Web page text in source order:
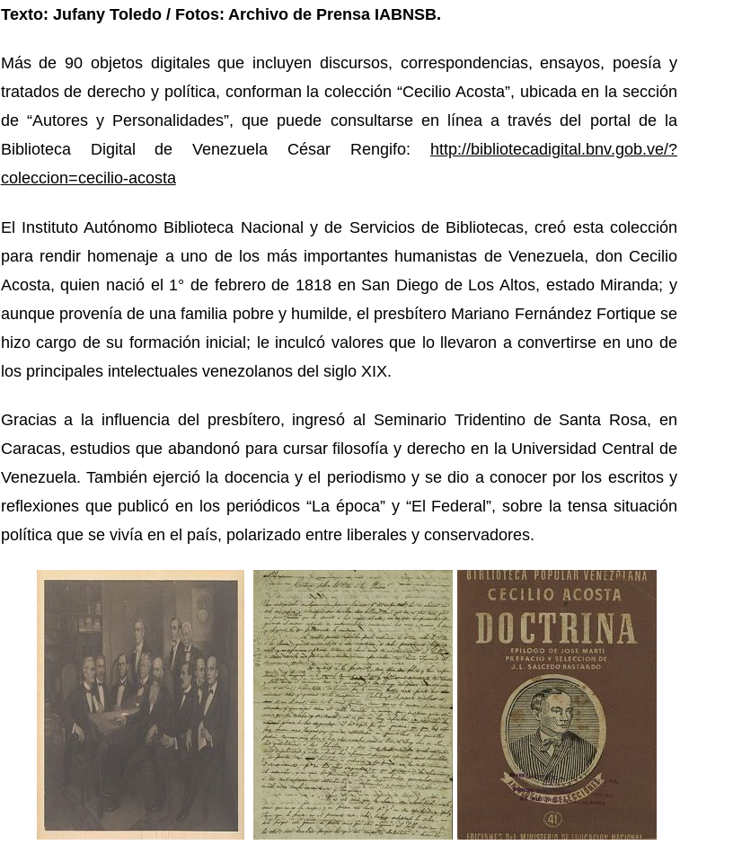
Texto: Jufany Toledo / Fotos: Archivo de Prensa IABNSB.
Más de 90 objetos digitales que incluyen discursos, correspondencias, ensayos, poesía y
tratados de derecho y política, conforman la colección “Cecilio Acosta”, ubicada en la sección
de “Autores y Personalidades”, que puede consultarse en línea a través del portal de la
Biblioteca Digital de Venezuela César Rengifo:
http://bibliotecadigital.bnv.gob.ve/?
coleccion=cecilio-acosta
El Instituto Autónomo Biblioteca Nacional y de Servicios de Bibliotecas, creó esta colección
para rendir homenaje a uno de los más importantes humanistas de Venezuela, don Cecilio
Acosta, quien nació el 1° de febrero de 1818 en San Diego de Los Altos, estado Miranda; y
aunque provenía de una familia pobre y humilde, el presbítero Mariano Fernández Fortique se
hizo cargo de su formación inicial; le inculcó valores que lo llevaron a convertirse en uno de
los principales intelectuales venezolanos del siglo XIX.
Gracias a la influencia del presbítero, ingresó al Seminario Tridentino de Santa Rosa, en
Caracas, estudios que abandonó para cursar filosofía y derecho en la Universidad Central de
Venezuela. También ejerció la docencia y el periodismo y se dio a conocer por los escritos y
reflexiones que publicó en los periódicos “La época” y “El Federal”, sobre la tensa situación
política que se vivía en el país, polarizado entre liberales y conservadores.